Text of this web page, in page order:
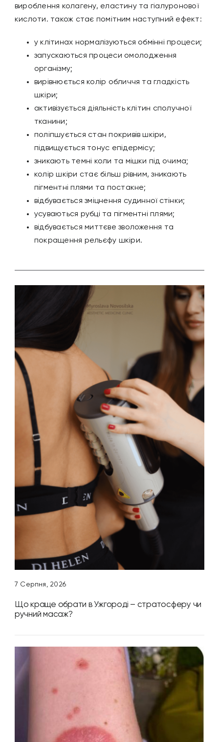
вироблення колагену, еластину та гіалуронової
кислоти. також стає помітним наступний ефект:
у клітинах нормалізуються обмінні процеси;
запускаються процеси омолодження
організму;
вирівнюється колір обличчя та гладкість
шкіри;
активізується діяльність клітин сполучної
тканини;
поліпшується стан покривів шкіри,
підвищується тонус епідермісу;
зникають темні коли та мішки під очима;
колір шкіри стає більш рівним, зникають
пігментні плями та постакне;
відбувається зміцнення судинної стінки;
усуваються рубці та пігментні плями;
відбувається миттєве зволоження та
покращення рельєфу шкіри.
7 Серпня, 2026
Що краще обрати в Ужгороді – стратосферу чи
ручний масаж?